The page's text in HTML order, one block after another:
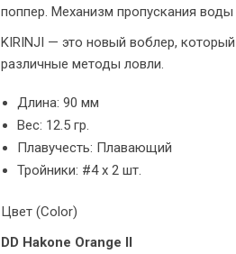
поппер. Механизм пропускания
KIRINJI — это новый воблер,
различные методы ловли.
Длина: 90 мм
Вес: 12.5 гр.
Плавучесть: Плавающий
Тройники: #4 x 2 шт.
Цвет (Color)
DD Hakone Orange II